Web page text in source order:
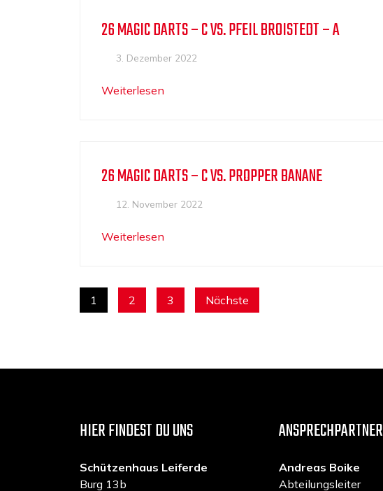
26 MAGIC DARTS – C VS. PFEIL BROISTEDT – A
3. Dezember 2022
Weiterlesen
26 MAGIC DARTS – C VS. PROPPER BANANE
12. November 2022
Weiterlesen
SEITENNUMMERIERUNG
1 2 3 Nächste
HIER FINDEST DU UNS
Schützenhaus Leiferde
Burg 13b
ANSPRECHPARTNER
Andreas Boike
Abteilungsleiter